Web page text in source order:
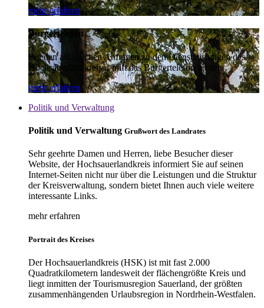
mehr erfahren
Bürgertelefon
Bei den alltäglichen Anfragen zu den Dienstleistungen des
Hochsauerlandkreises hilft das Bürgertelefon weiter.
mehr erfahren
Politik und Verwaltung
Politik und Verwaltung Grußwort des Landrates
Sehr geehrte Damen und Herren, liebe Besucher dieser
Website, der Hochsauerlandkreis informiert Sie auf seinen
Internet-Seiten nicht nur über die Leistungen und die Struktur
der Kreisverwaltung, sondern bietet Ihnen auch viele weitere
interessante Links.
mehr erfahren
Portrait des Kreises
Der Hochsauerlandkreis (HSK) ist mit fast 2.000
Quadratkilometern landesweit der flächengrößte Kreis und
liegt inmitten der Tourismusregion Sauerland, der größten
zusammenhängenden Urlaubsregion in Nordrhein-Westfalen.